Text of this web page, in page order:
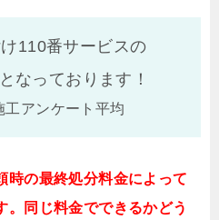
110番サービスの
なっております！
アンケート平均
の最終処分料金によって
。同じ料金でできるかどう